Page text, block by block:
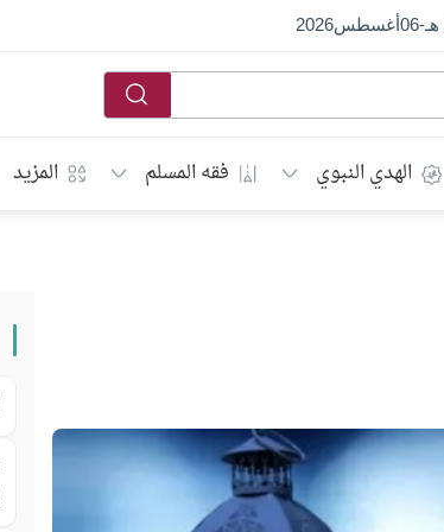
-
06أغسطس2026
الهدي النبوي فقه المسلم المزيد